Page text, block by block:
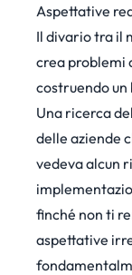
Aspettative
Il divario tra il
crea problemi
costruendo un
Una ricerca
delle aziende
vedeva alcun
finché non ti
aspettative